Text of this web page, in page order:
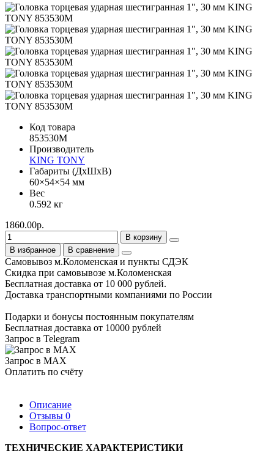
Код товара
853530M
Производитель
KING TONY
Габариты (ДхШхВ)
60×54×54 мм
Вес
0.592 кг
1860.00р.
В корзину
В избранное
В сравнение
Самовывоз м.Коломенская и пункты СДЭК
Скидка при самовывозе м.Коломенская
Бесплатная доставка от 10 000 рублей.
Доставка транспортными компаниями по России
Подарки и бонусы постоянным покупателям
Бесплатная доставка от 10000 рублей
Запрос в Telegram
Запрос в MAX
Оплатить по счёту
Описание
Отзывы 0
Вопрос-ответ
ТЕХНИЧЕСКИЕ ХАРАКТЕРИСТИКИ